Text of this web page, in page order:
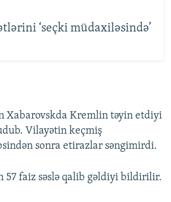
‘seçki müdaxiləsində’
Xabarovskda Kremlin təyin etdiyi
Vilayətin keçmiş
sonra etirazlar səngimirdi.
57 faiz səslə qalib gəldiyi bildirilir.